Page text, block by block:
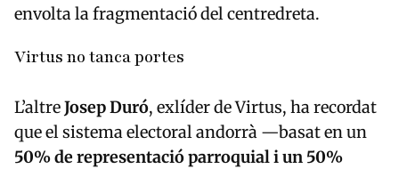
envolta la fragmentació del centredreta.
Virtus no tanca portes
L’altreJosep Duró, exlíder de Virtus, ha recordat
que el sistema electoral andorrà —basat en un
50% de representació parroquial i un 50%